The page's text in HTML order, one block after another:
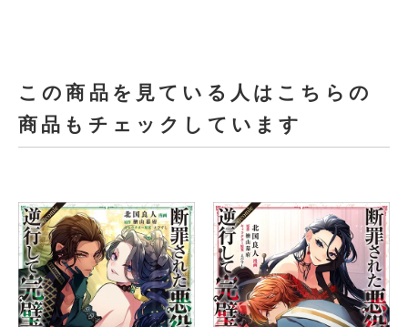
この商品を見ている人はこちらの
商品もチェックしています